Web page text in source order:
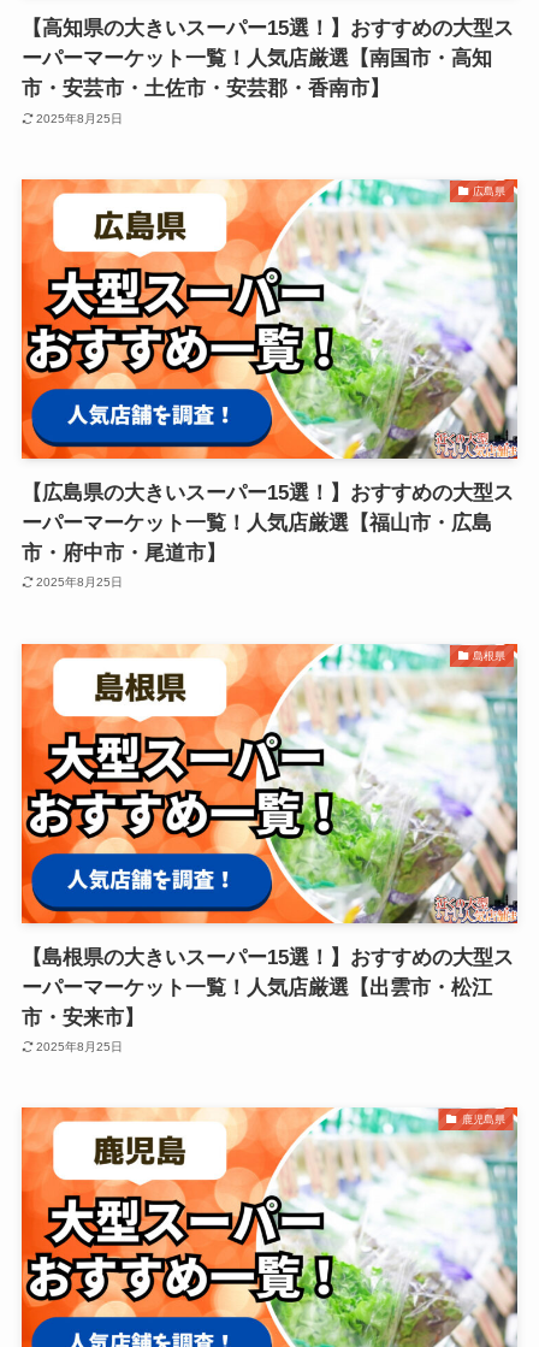
【高知県の大きいスーパー15選！】おすすめの大型ス
ーパーマーケット一覧！人気店厳選【南国市・高知
市・安芸市・土佐市・安芸郡・香南市】
2025年8月25日
広島県
【広島県の大きいスーパー15選！】おすすめの大型ス
ーパーマーケット一覧！人気店厳選【福山市・広島
市・府中市・尾道市】
2025年8月25日
島根県
【島根県の大きいスーパー15選！】おすすめの大型ス
ーパーマーケット一覧！人気店厳選【出雲市・松江
市・安来市】
2025年8月25日
鹿児島県